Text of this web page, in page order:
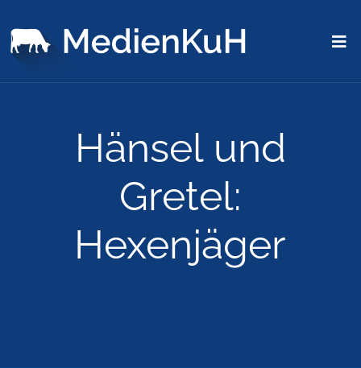
Hänsel und
Gretel:
Hexenjäger